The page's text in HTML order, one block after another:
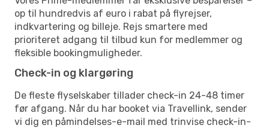
op til hundredvis af euro i rabat på flyrejser,
indkvartering og billeje. Rejs smartere med
prioriteret adgang til tilbud kun for medlemmer og
fleksible bookingmuligheder.
Check-in og klargøring
De fleste flyselskaber tillader check-in 24-48 timer
før afgang. Når du har booket via Travellink, sender
vi dig en påmindelses-e-mail med trinvise check-in-